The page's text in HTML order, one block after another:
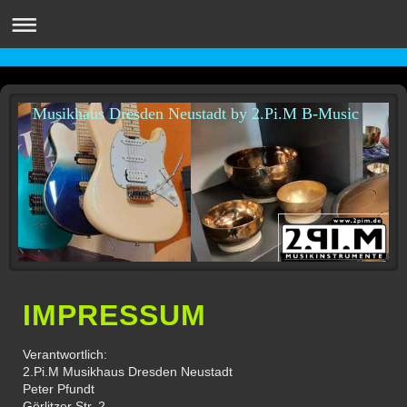
Musikhaus Dresden Neustadt by 2.Pi.M B-Music
IMPRESSUM
Verantwortlich:
2.Pi.M Musikhaus Dresden Neustadt
Peter Pfundt